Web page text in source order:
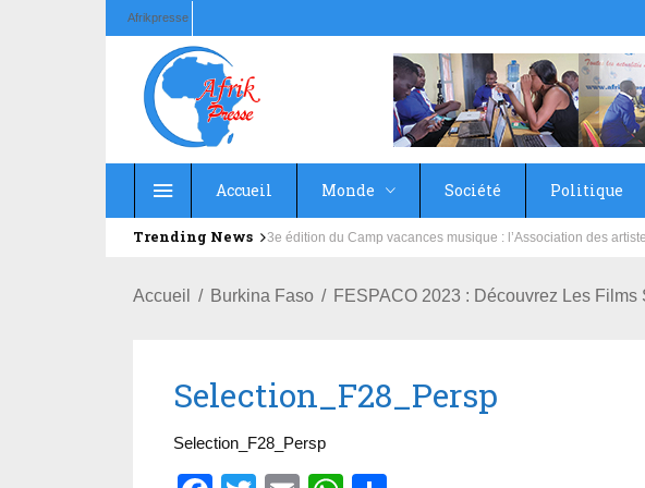
Afrikpresse
Accueil Monde Société Politique
Trending News Education : la fédération de la Russie rénove les écoles
Accueil Burkina Faso FESPACO 2023 : Découvrez Les
Selection_F28_Persp
Selection_F28_Persp